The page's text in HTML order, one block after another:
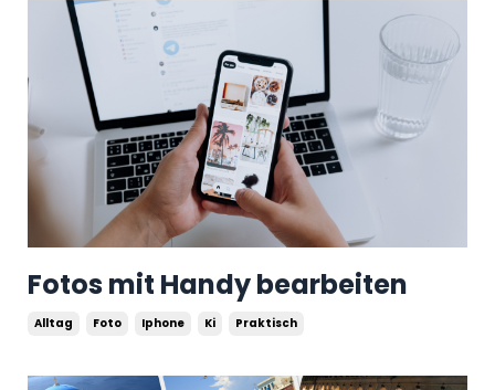
Fotos mit Handy bearbeiten
Alltag Foto Iphone Ki Praktisch